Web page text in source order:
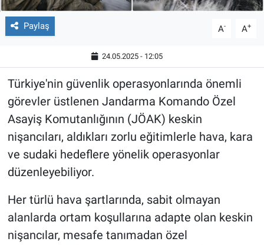
Paylaş A- A+
24.05.2025 - 12:05
Türkiye'nin güvenlik operasyonlarında önemli
görevler üstlenen Jandarma Komando Özel
Asayiş Komutanlığının (JÖAK) keskin
nişancıları, aldıkları zorlu eğitimlerle hava, kara
ve sudaki hedeflere yönelik operasyonlar
düzenleyebiliyor.
Her türlü hava şartlarında, sabit olmayan
alanlarda ortam koşullarına adapte olan keskin
nişancılar, mesafe tanımadan özel